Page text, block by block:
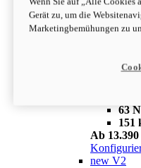
63
151
Ab 13.890
63
151
Ab 13.390
new V2
Gerät zu, um die
Marketingbemühungen zu